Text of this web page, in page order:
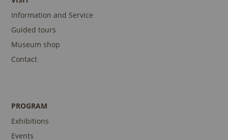
Information and Service
Guided tours
Museum shop
Contact
PROGRAM
Exhibitions
Events